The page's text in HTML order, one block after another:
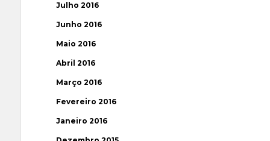
Julho 2016
Junho 2016
Maio 2016
Abril 2016
Março 2016
Fevereiro 2016
Janeiro 2016